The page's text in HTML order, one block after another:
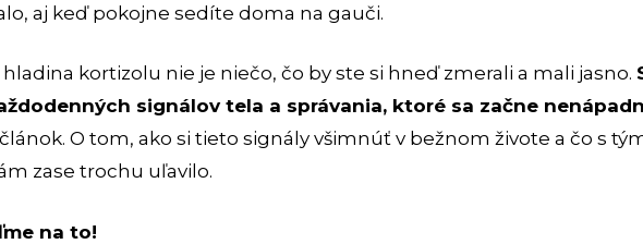
aj keď pokojne sedíte doma na gauči.
hladina kortizolu nie je niečo, čo by ste si hneď zmerali a mali jasno.
signálov tela a správania, ktoré sa začne
O tom, ako si tieto signály všimnúť v bežnom živote a čo s
zase trochu uľavilo.
na to!